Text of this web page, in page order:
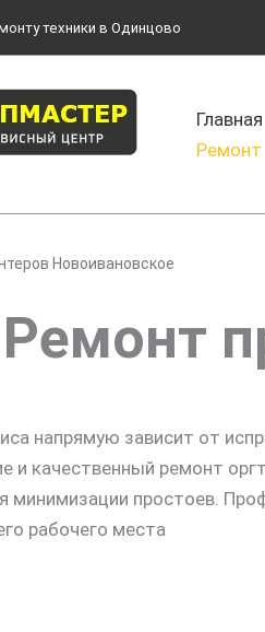
техники в Одинцово
Главная
Ремонт
Новоивановское
Ремонт
напрямую зависит от
и качественный ремонт
простоев.
рабочего места